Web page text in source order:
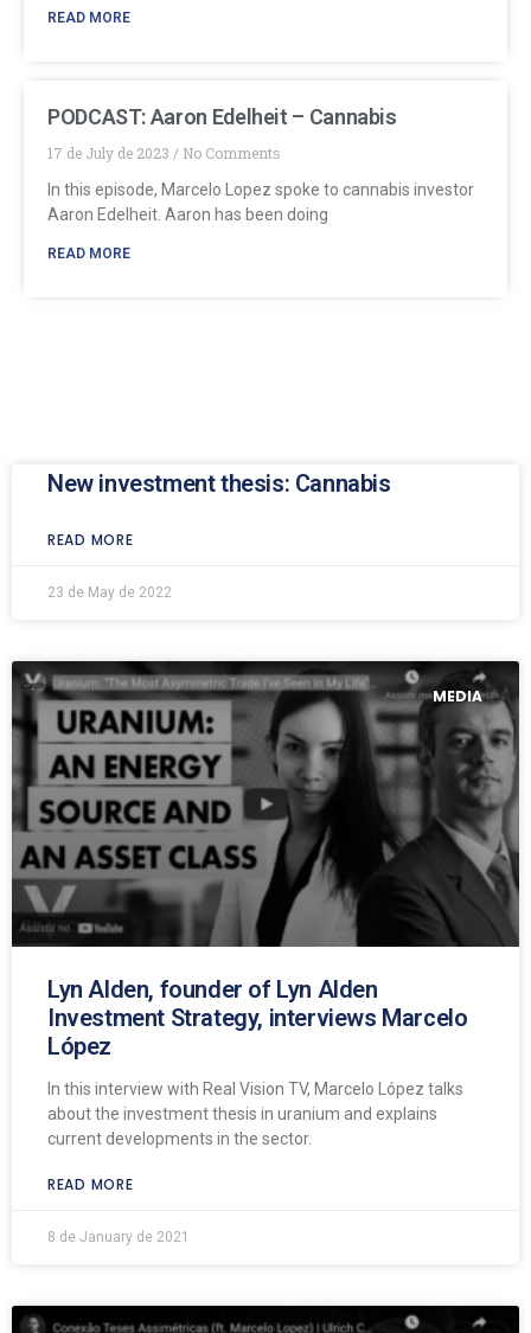
READ MORE
PODCAST: Aaron Edelheit – Cannabis
17 de July de 2023
No Comments
In this episode, Marcelo Lopez spoke to cannabis investor
Aaron Edelheit. Aaron has been doing
READ MORE
New investment thesis: Cannabis
READ MORE
23 de May de 2022
MEDIA
Lyn Alden, founder of Lyn Alden
Investment Strategy, interviews Marcelo
López
In this interview with Real Vision TV, Marcelo López talks
about the investment thesis in uranium and explains
current developments in the sector.
READ MORE
8 de January de 2021